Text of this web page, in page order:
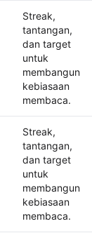
Streak,
tantangan,
dan target
untuk
membangun
kebiasaan
membaca.
Streak,
tantangan,
dan target
untuk
membangun
kebiasaan
membaca.